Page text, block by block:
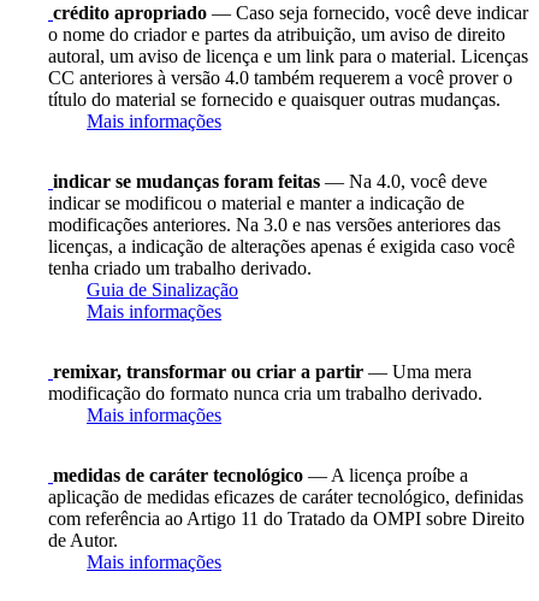
crédito apropriado — Caso seja fornecido, você deve indicar
o nome do criador e partes da atribuição, um aviso de direito
autoral, um aviso de licença e um link para o material. Licenças
CC anteriores à versão 4.0 também requerem a você prover o
título do material se fornecido e quaisquer outras mudanças.
Mais informações
indicar se mudanças foram feitas — Na 4.0, você deve
indicar se modificou o material e manter a indicação de
modificações anteriores. Na 3.0 e nas versões anteriores das
licenças, a indicação de alterações apenas é exigida caso você
tenha criado um trabalho derivado.
Guia de Sinalização
Mais informações
remixar, transformar ou criar a partir — Uma mera
modificação do formato nunca cria um trabalho derivado.
Mais informações
medidas de caráter tecnológico — A licença proíbe a
aplicação de medidas eficazes de caráter tecnológico, definidas
com referência ao Artigo 11 do Tratado da OMPI sobre Direito
de Autor.
Mais informações